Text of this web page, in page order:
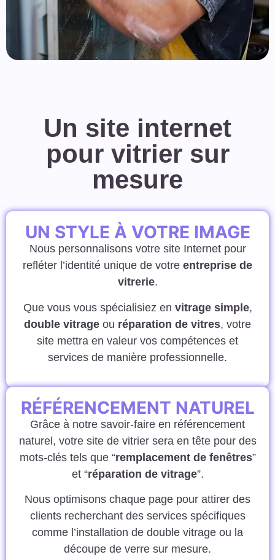
Un site internet
pour vitrier sur
mesure
UN STYLE À VOTRE IMAGE
Nous personnalisons votre site Internet pour
refléter l’identité unique de votre entreprise de
vitrerie.
Que vous vous spécialisiez en vitrage simple,
double vitrage ou réparation de vitres, votre
site mettra en valeur vos compétences et
services de manière professionnelle.
RÉFÉRENCEMENT NATUREL
Grâce à notre savoir-faire en référencement
naturel, votre site de vitrier sera en tête pour des
mots-clés tels que “remplacement de fenêtres”
et “réparation de vitrage”.
Nous optimisons chaque page pour attirer des
clients recherchant des services spécifiques
comme l’installation de double vitrage ou la
découpe de verre sur mesure.